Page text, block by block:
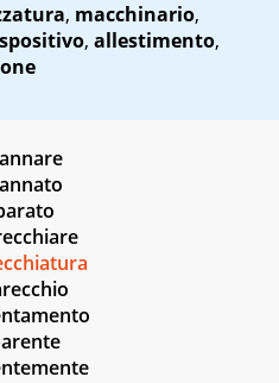
, macchinario,
, allestimento,